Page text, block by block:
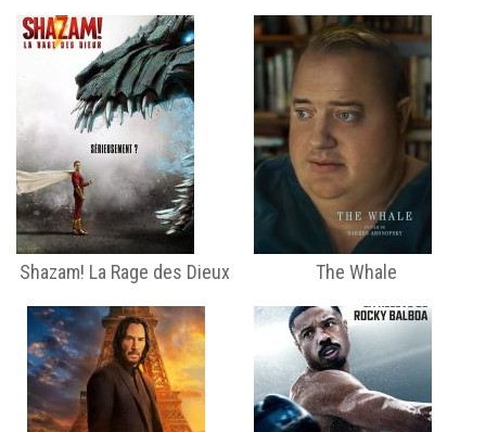
Shazam! La Rage des Dieux The Whale